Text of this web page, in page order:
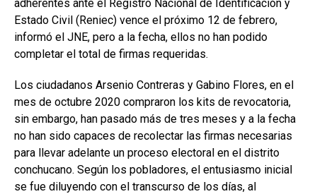
adherentes ante el Registro Nacional de Identificación y
Estado Civil (Reniec) vence el próximo 12 de febrero,
informó el JNE, pero a la fecha, ellos no han podido
completar el total de firmas requeridas.
Los ciudadanos Arsenio Contreras y Gabino Flores, en el
mes de octubre 2020 compraron los kits de revocatoria,
sin embargo, han pasado más de tres meses y a la fecha
no han sido capaces de recolectar las firmas necesarias
para llevar adelante un proceso electoral en el distrito
conchucano. Según los pobladores, el entusiasmo inicial
se fue diluyendo con el transcurso de los días, al